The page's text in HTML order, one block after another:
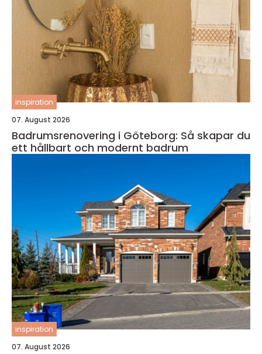
inspiration
07. August 2026
Badrumsrenovering i Göteborg: Så skapar du
ett hållbart och modernt badrum
inspiration
07. August 2026